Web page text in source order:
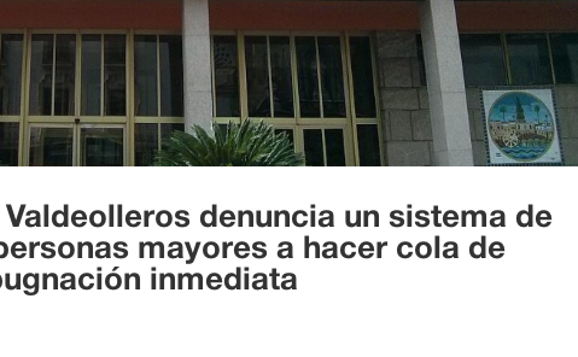
denuncia un sistema de
mayores a hacer cola de
inmediata